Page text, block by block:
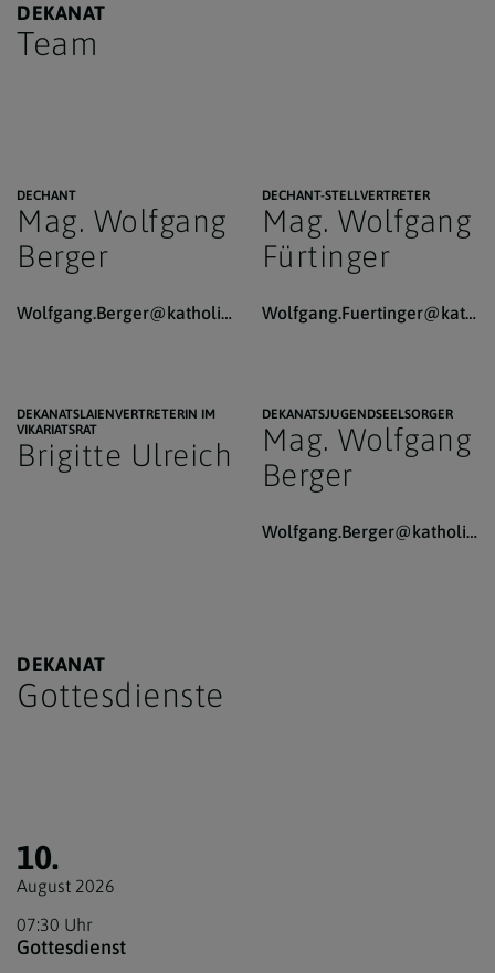
DEKANAT
Team
DECHANT
Mag. Wolfgang
Berger
Wolfgang.Berger@katholischekirche.at
DECHANT-STELLVERTRETER
Mag. Wolfgang
Fürtinger
Wolfgang.Fuertinger@katholischekirche.at
DEKANATSLAIENVERTRETERIN IM
VIKARIATSRAT
Brigitte Ulreich
DEKANATSJUGENDSEELSORGER
Mag. Wolfgang
Berger
Wolfgang.Berger@katholischekirche.at
DEKANAT
Gottesdienste
10.
August 2026
07:30 Uhr
Gottesdienst